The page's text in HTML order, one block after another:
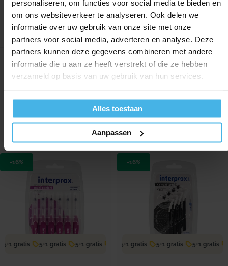
personaliseren, om functies voor social media te bieden en
om ons websiteverkeer te analyseren. Ook delen we
informatie over uw gebruik van onze site met onze
partners voor social media, adverteren en analyse. Deze
partners kunnen deze gegevens combineren met andere
informatie die u aan ze heeft verstrekt of die ze hebben
verzameld op basis van uw gebruik van hun services.
Alles toestaan
Aanpassen
gratis 5+1 gratis 5+1 gratis 5+1 gratis 5+1 gratis 5+1 gratis
Verkoopprijs
Normale prijs
6,50
5+1 gratis 5+1 gratis 5+1 gratis
Verkoopprijs
5,45
Normale prijs
6,50
-16%
5+1 gratis 5+1 gratis 5+1 gratis 5+1 gratis 5+1 gratis 5+1 gratis
-16%
5+1 gratis 5+1 gratis 5+1 gratis